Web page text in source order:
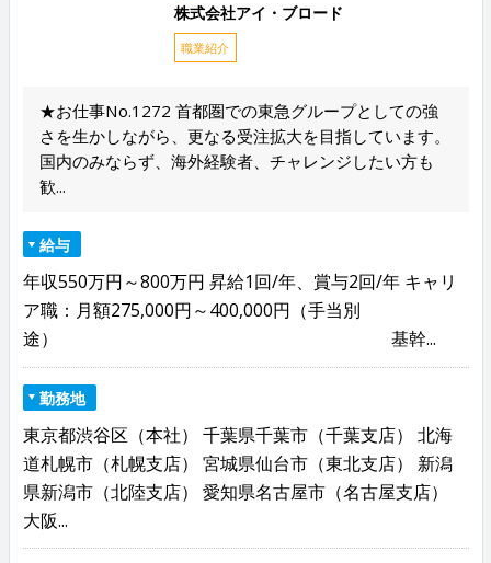
株式会社アイ・ブロード
職業紹介
★お仕事No.1272 首都圏での東急グループとしての強
さを生かしながら、更なる受注拡大を目指しています。
国内のみならず、海外経験者、チャレンジしたい方も
歓...
給与
年収550万円～800万円 昇給1回/年、賞与2回/年 キャリ
ア職：月額275,000円～400,000円（手当別
途） 基幹...
勤務地
東京都渋谷区（本社） 千葉県千葉市（千葉支店） 北海
道札幌市（札幌支店） 宮城県仙台市（東北支店） 新潟
県新潟市（北陸支店） 愛知県名古屋市（名古屋支店）
大阪...